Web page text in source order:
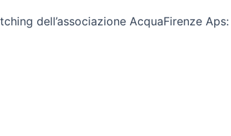
dell’associazione AcquaFirenze